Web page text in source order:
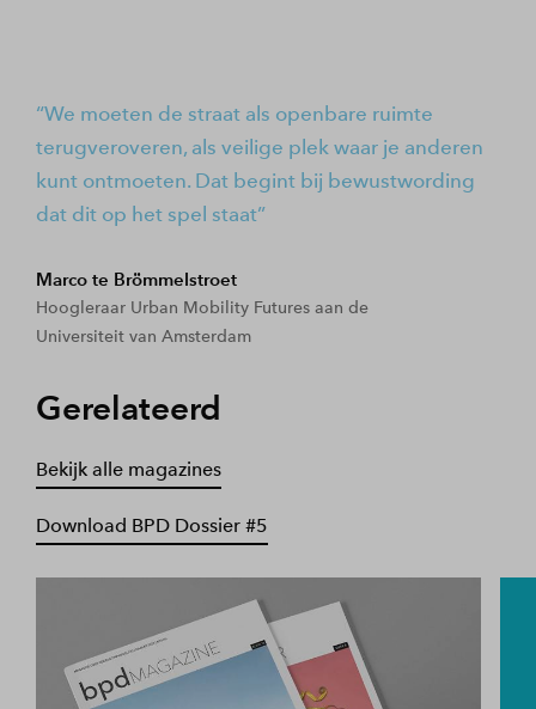
We moeten de straat als openbare ruimte
terugveroveren, als veilige plek waar je anderen
kunt ontmoeten. Dat begint bij bewustwording
dat dit op het spel staat
Marco te Brömmelstroet
Hoogleraar Urban Mobility Futures aan de
Universiteit van Amsterdam
Gerelateerd
Bekijk alle magazines
Download BPD Dossier #5